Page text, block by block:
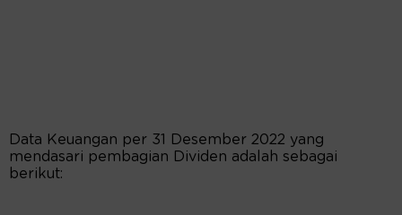
Data Keuangan per 31 Desember 2022 yang
mendasari pembagian Dividen adalah sebagai
berikut: